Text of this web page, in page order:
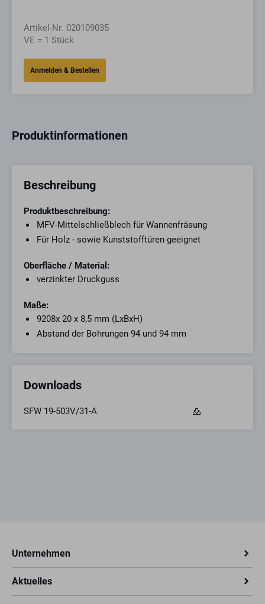
Artikel-Nr. 020109035
VE = 1 Stück
Produktinformationen
Beschreibung
Produktbeschreibung:
MFV-Mittelschließblech für Wannenfräsung
Für Holz - sowie Kunststofftüren geeignet
Oberfläche / Material:
verzinkter Druckguss
Maße:
9208x 20 x 8,5 mm (LxBxH)
Abstand der Bohrungen 94 und 94 mm
Downloads
SFW 19-503V/31-A
Unternehmen
Aktuelles